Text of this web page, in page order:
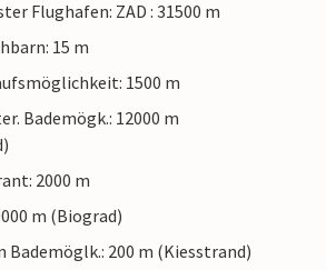
Flughafen: ZAD : 31500 m
15 m
1500 m
Bademögk.: 12000 m
2000 m
m (Biograd)
Bademöglk.: 200 m (Kiesstrand)